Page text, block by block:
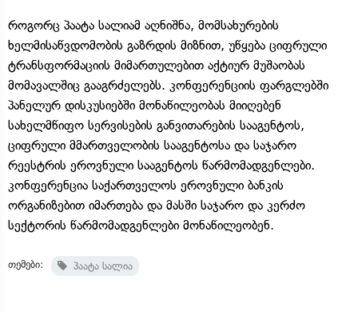
როგორც პაატა სალიამ აღნიშნა, მომსახურების
ხელმისაწვდომობის გაზრდის მიზნით, უწყება ციფრული
ტრანსფორმაციის მიმართულებით აქტიურ მუშაობას
მომავალშიც გააგრძელებს. კონფერენციის ფარგლებში
პანელურ დისკუსიებში მონაწილეობას მიიღებენ
სახელმწიფო სერვისების განვითარების სააგენტოს,
ციფრული მმართველობის სააგენტოსა და საჯარო
რეესტრის ეროვნული სააგენტოს წარმომადგენლები.
კონფერენცია საქართველოს ეროვნული ბანკის
ორგანიზებით იმართება და მასში საჯარო და კერძო
სექტორის წარმომადგენლები მონაწილეობენ.
თემები: პაატა სალია